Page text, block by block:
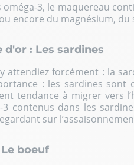
oméga-3, le maquereau
ou encore du magnésium,
d'or : Les sardines
attendiez forcément : la
: les sardines sont
tendance à migrer vers
3 contenus dans les
sur
boeuf